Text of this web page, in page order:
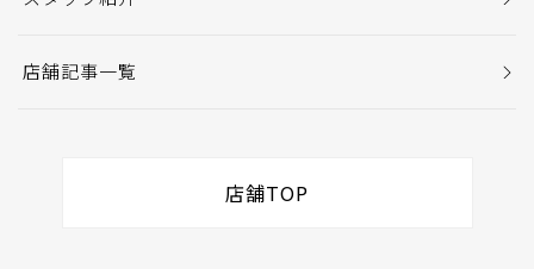
店舗記事一覧
店舗TOP